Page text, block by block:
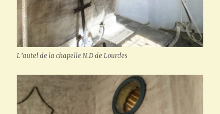
L’autel de la chapelle N.D de Lourdes